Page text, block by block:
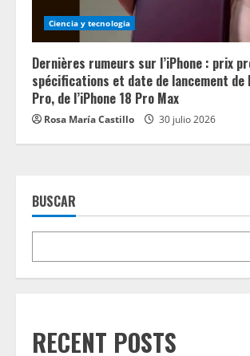
Ciencia y tecnologia
Dernières rumeurs sur l’iPhone : prix
spécifications et date de lancement de
Pro, de l’iPhone 18 Pro Max
Rosa María Castillo 30 julio 2026
BUSCAR
RECENT POSTS